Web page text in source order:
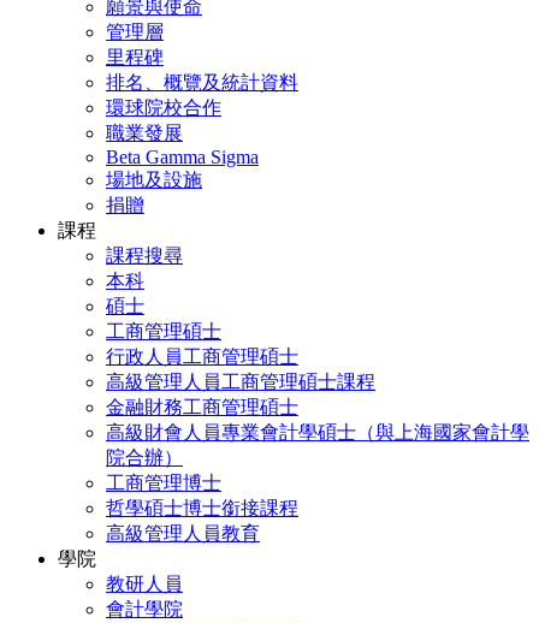
願景與使命
管理層
里程碑
排名、概覽及統計資料
環球院校合作
職業發展
Beta Gamma Sigma
場地及設施
捐贈
課程
課程搜尋
本科
碩士
工商管理碩士
行政人員工商管理碩士
高級管理人員工商管理碩士課程
金融財務工商管理碩士
高級財會人員專業會計學碩士（與上海國家會計學
院合辦）
工商管理博士
哲學碩士博士銜接課程
高級管理人員教育
學院
教研人員
會計學院